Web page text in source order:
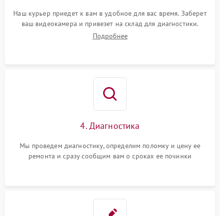
Наш курьер приедет к вам в удобное для вас время. Заберет
ваш видеокамера и привезет на склад для диагностики.
Подробнее
4. Диагностика
Мы проведем диагностику, определим поломку и цену ее
ремонта и сразу сообщим вам о сроках ее починки